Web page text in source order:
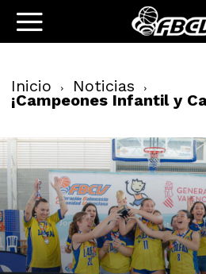
Inicio Noticias
¡Campeones Infantil y